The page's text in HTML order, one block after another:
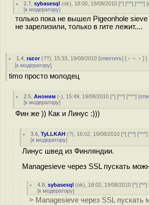
2.7 ,sybasesql (ok), 18:00, 19/08/2010 [^] [^^] [^^^] [
[к модератору]
только пока не вышел Pigeonhole sieve
не зарелизили, только в гите лежит....
1.4 ,razor(??), 15:33, 19/08/2010 [ответить] [ ﹢﹢﹢] [
[к модератору]
timo просто молодец
2.5 ,Аноним (-), 15:49, 19/08/2010 [^] [^^] [^^^] [
[к модератору]
Фин же )) Как и Линус :)))
3.6 ,TyLLKAH (?), 16:02, 19/08/2010 [^] [^^] [^^^]
[к модератору]
Линус швед из Финляндии.
Managesieve через SSL пускать
4.8 ,sybasesql (ok), 18:02, 19/08/2010 [^] [^^]
[к модератору]
> Managesieve через SSL пускать